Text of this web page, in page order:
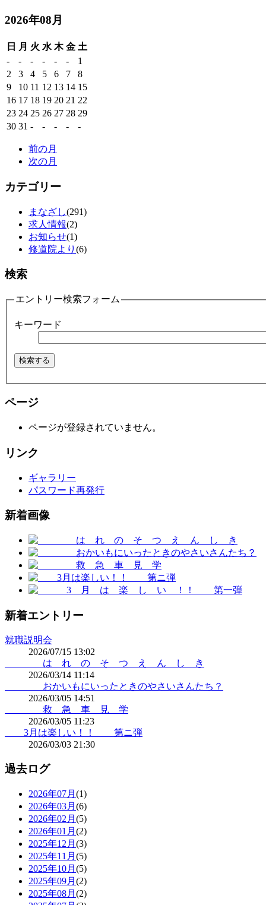
2026年08月
日 月 火 水 木 金 土
-
- - - - -
1
2
3 4 5 6 7
8
9
10 11 12 13 14 15
16 17 18 19 20 21 22
23 24 25 26 27 28 29
30 31 - - - - -
前の月
次の月
カテゴリー
まなざし(291)
求人情報(2)
お知らせ(1)
修道院より (6)
検索
エントリー検索フォーム
キーワード
ページ
ページが登録されていません。
リンク
ギャラリー
パスワード再発行
新着画像
新着エントリー
就職説明会
2026/07/15 13:02
は れ の そ つ え ん し き
2026/03/14 11:14
おかいもにいったときのやさいさんたち？
2026/03/05 14:51
救 急 車 見 学
2026/03/05 11:23
3月は楽しい！！ 第ニ弾
2026/03/03 21:30
過去ログ
2026年07月 (1)
2026年03月 (6)
2026年02月 (5)
2026年01月 (2)
2025年12月 (3)
2025年11月 (5)
2025年10月 (5)
2025年09月 (2)
2025年08月 (2)